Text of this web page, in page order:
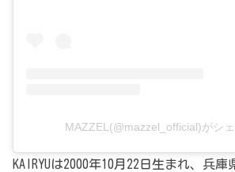
MAZZEL(@mazzel_official)がシ
KAIRYUは2000年10月22日生まれ、兵庫